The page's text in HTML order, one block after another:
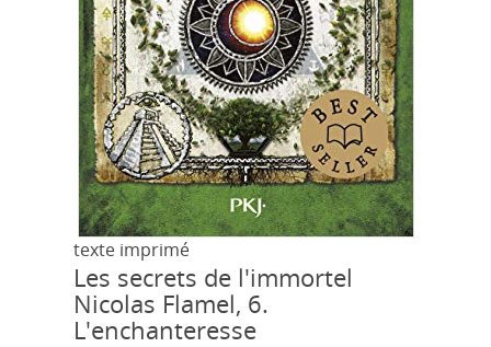
texte imprimé
Les secrets de l'immortel
Nicolas Flamel, 6.
L'enchanteresse